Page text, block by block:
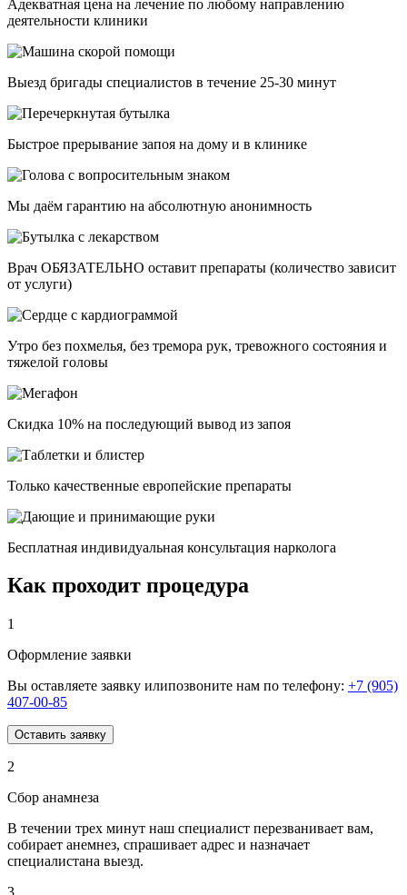
Адекватная цена на лечение по любому направлению
деятельности клиники
Выезд бригады специалистов в течение 25-30 минут
Быстрое прерывание запоя на дому и в клинике
Мы даём гарантию на абсолютную анонимность
Врач ОБЯЗАТЕЛЬНО оставит препараты (количество зависит
от услуги)
Утро без похмелья, без тремора рук, тревожного состояния и
тяжелой головы
Скидка 10% на последующий вывод из запоя
Только качественные европейские препараты
Бесплатная индивидуальная консультация нарколога
Как проходит процедура
1
Оформление заявки
Вы оставляете заявку илипозвоните нам по телефону: +7 (905)
407-00-85
Оставить заявку
2
Сбор анамнеза
В течении трех минут наш специалист перезванивает вам,
собирает анемнез, спрашивает адрес и назначает
специалистана выезд.